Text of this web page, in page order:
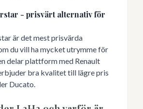
- prisvärt alternativ för
är det mest prisvärda
du vill ha mycket utrymme för
delar plattform med Renault
bra kvalitet till lägre pris
Ducato.